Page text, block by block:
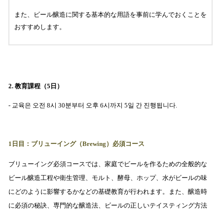
また、ビール醸造に関する基本的な用語を事前に学んでおくことを
おすすめします。
2. 教育課程（5日）
- 교육은 오전 8시 30분부터 오후 6시까지 5일 간 진행됩니다.
1日目：ブリューイング（Brewing）必須コース
ブリューイング必須コースでは、家庭でビールを作るための全般的な
ビール醸造工程や衛生管理、モルト、酵母、ホップ、水がビールの味
にどのように影響するかなどの基礎教育が行われます。また、醸造時
に必須の秘訣、専門的な醸造法、ビールの正しいテイスティング方法